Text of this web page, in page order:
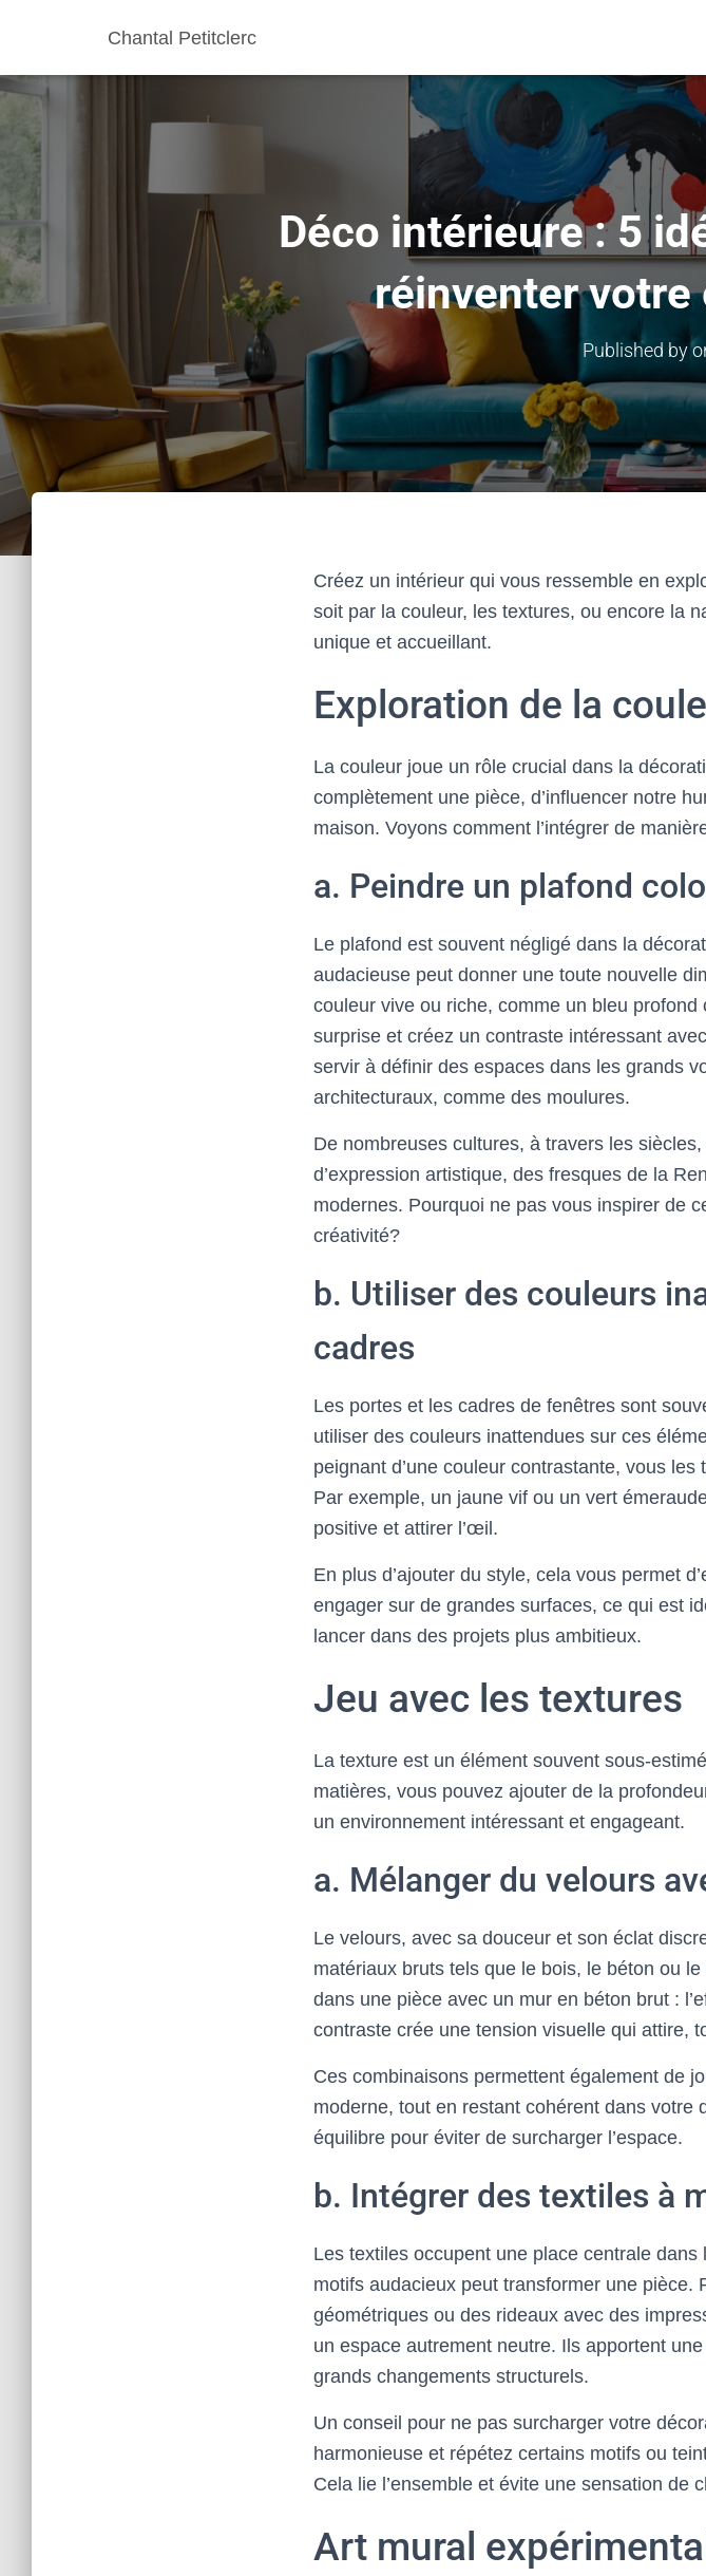
Chantal Petitclerc
Déco intérieure : 5
réinventer votre
Published by
Créez un intérieur qui vous ressemble en
soit par la couleur, les textures, ou encore la
unique et accueillant.
Exploration de la
La couleur joue un rôle crucial dans la
complètement une pièce, d’influencer notre
maison. Voyons comment l’intégrer de
a. Peindre un plafond
Le plafond est souvent négligé dans la
audacieuse peut donner une toute nouvelle
couleur vive ou riche, comme un bleu
surprise et créez un contraste intéressant
servir à définir des espaces dans les grands
architecturaux, comme des moulures.
De nombreuses cultures, à travers les
d’expression artistique, des fresques de la
modernes. Pourquoi ne pas vous inspirer de
créativité?
b. Utiliser des couleurs
cadres
Les portes et les cadres de fenêtres sont
utiliser des couleurs inattendues sur ces
peignant d’une couleur contrastante, vous
Par exemple, un jaune vif ou un vert
positive et attirer l’œil.
En plus d’ajouter du style, cela vous permet
engager sur de grandes surfaces, ce qui est
lancer dans des projets plus ambitieux.
Jeu avec les textures
La texture est un élément souvent sous-
matières, vous pouvez ajouter de la
un environnement intéressant et engageant.
a. Mélanger du velours
Le velours, avec sa douceur et son éclat
matériaux bruts tels que le bois, le béton ou
dans une pièce avec un mur en béton brut :
contraste crée une tension visuelle qui attire,
Ces combinaisons permettent également de
moderne, tout en restant cohérent dans votre
équilibre pour éviter de surcharger l’espace.
b. Intégrer des textiles à
Les textiles occupent une place centrale
motifs audacieux peut transformer une pièce.
géométriques ou des rideaux avec des
un espace autrement neutre. Ils apportent
grands changements structurels.
Un conseil pour ne pas surcharger votre
harmonieuse et répétez certains motifs ou
Cela lie l’ensemble et évite une sensation de
Art mural expérimental